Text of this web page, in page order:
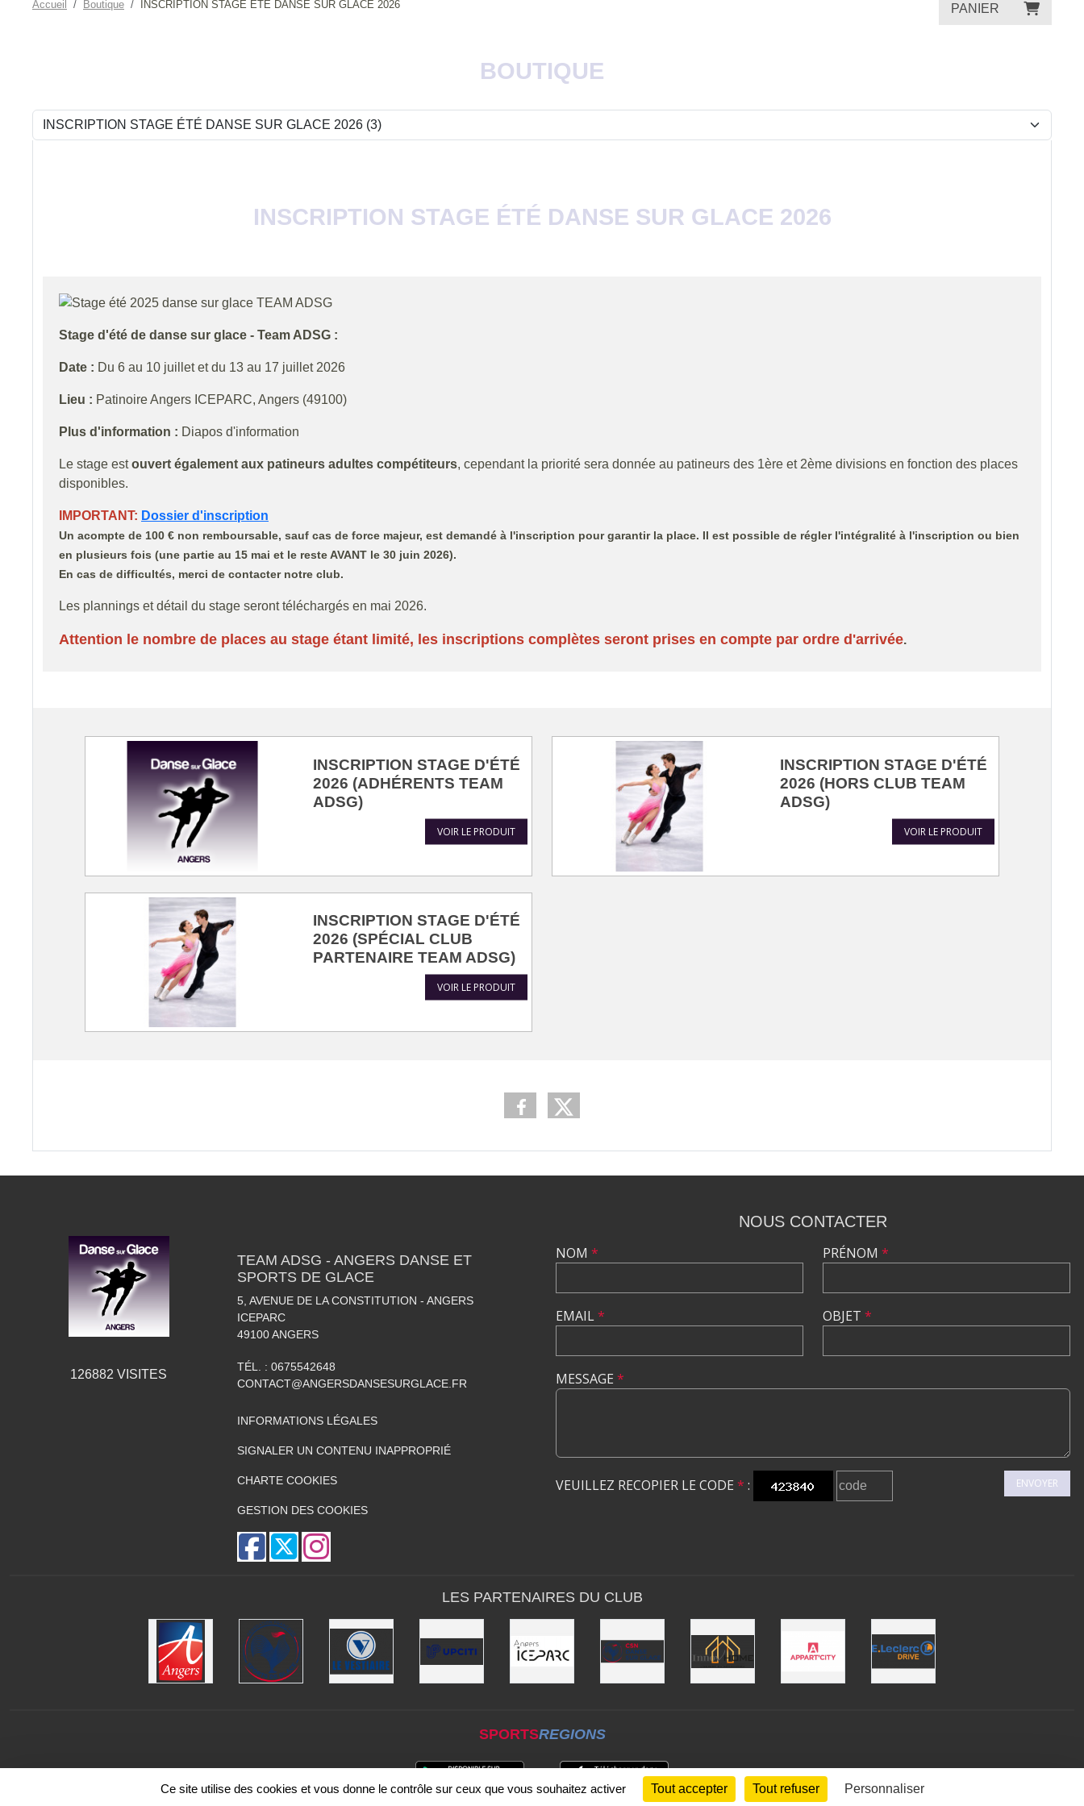
Accueil Boutique INSCRIPTION STAGE ÉTÉ DANSE SUR GLACE 2026 PANIER
BOUTIQUE
INSCRIPTION STAGE ÉTÉ DANSE SUR GLACE 2026
Stage d'été de danse sur glace - Team ADSG :
Date : Du 6 au 10 juillet et du 13 au 17 juillet 2026
Lieu : Patinoire Angers ICEPARC, Angers (49100)
Plus d'information : Diapos d'information
Le stage estouvert également aux patineurs adultes compétiteurs, cependant la priorité sera donnée au patineurs des 1ère et 2ème divisions en fonction des places
disponibles.
IMPORTANT: Dossier d'inscription
Un acompte de 100 € non remboursable, sauf cas de force majeur, est demandé à l'inscription pour garantir la place. Il est possible de régler l'intégralité à l'inscription ou bien
en plusieurs fois (une partie au 15 mai et le reste AVANT le 30 juin 2026).
En cas de difficultés, merci de contacter notre club.
Les plannings et détail du stage seront téléchargés en mai 2026.
Attention le nombre de places au stage étant limité, les inscriptions complètes seront prises en compte par ordre d'arrivée.
INSCRIPTION STAGE D'ÉTÉ
2026 (ADHÉRENTS TEAM
ADSG)
VOIR LE PRODUIT
INSCRIPTION STAGE D'ÉTÉ
2026 (HORS CLUB TEAM
ADSG)
VOIR LE PRODUIT
INSCRIPTION STAGE D'ÉTÉ
2026 (SPÉCIAL CLUB
PARTENAIRE TEAM ADSG)
VOIR LE PRODUIT
126882 VISITES
TEAM ADSG - ANGERS DANSE ET
SPORTS DE GLACE
5, AVENUE DE LA CONSTITUTION - ANGERS
ICEPARC
49100ANGERS
TÉL. : 0675542648
CONTACT@ANGERSDANSESURGLACE.FR
INFORMATIONS LÉGALES
SIGNALER UN CONTENU INAPPROPRIÉ
CHARTE COOKIES
GESTION DES COOKIES
NOUS CONTACTER
NOM *
EMAIL*
PRÉNOM *
OBJET *
MESSAGE *
VEUILLEZ RECOPIER LE CODE * : ENVOYER
LES PARTENAIRES DU CLUB
SPORTSREGIONS
Ce site utilise des cookies et vous donne le contrôle sur ceux que vous souhaitez activer Tout accepter Tout refuser Personnaliser